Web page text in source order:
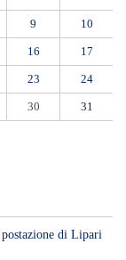
9 10
16 17
23 24
30 31
di Lipari